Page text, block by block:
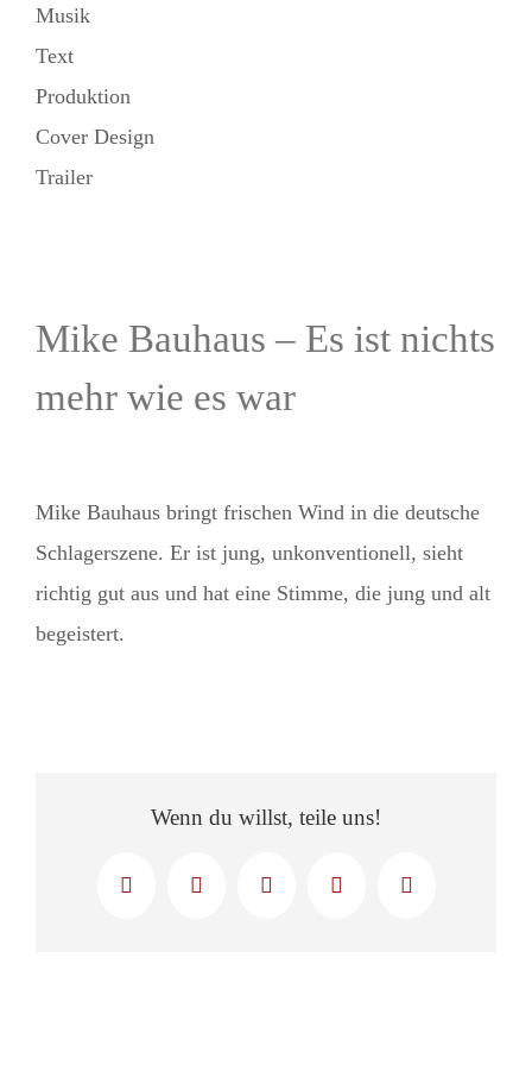
Musik
Text
Produktion
Cover Design
Trailer
Mike Bauhaus – Es ist nichts
mehr wie es war
Mike Bauhaus bringt frischen Wind in die deutsche
Schlagerszene. Er ist jung, unkonventionell, sieht
richtig gut aus und hat eine Stimme, die jung und alt
begeistert.
Wenn du willst, teile uns!
Facebook
X LinkedInWhatsApp
E-